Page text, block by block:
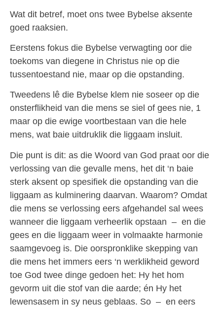
Wat dit betref, moet ons twee Bybelse aksente
goed raaksien.
Eerstens fokus die Bybelse verwagting oor die
toekoms van diegene in Christus nie op die
tussentoestand nie, maar op die opstanding.
Tweedens lê die Bybelse klem nie soseer op die
onsterflikheid van die mens se siel of gees nie, 1
maar op die ewige voortbestaan van die hele
mens, wat baie uitdruklik die liggaam insluit.
Die punt is dit: as die Woord van God praat oor die
verlossing van die gevalle mens, het dit ‘n baie
sterk aksent op spesifiek die opstanding van die
liggaam as kulminering daarvan. Waarom? Omdat
die mens se verlossing eers afgehandel sal wees
wanneer die liggaam verheerlik opstaan – en die
gees en die liggaam weer in volmaakte harmonie
saamgevoeg is. Die oorspronklike skepping van
die mens het immers eers ‘n werklikheid geword
toe God twee dinge gedoen het: Hy het hom
gevorm uit die stof van die aarde; én Hy het
lewensasem in sy neus geblaas. So – en eers